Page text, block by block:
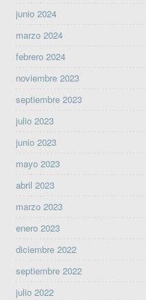
junio 2024
marzo 2024
febrero 2024
noviembre 2023
septiembre 2023
julio 2023
junio 2023
mayo 2023
abril 2023
marzo 2023
enero 2023
diciembre 2022
septiembre 2022
julio 2022